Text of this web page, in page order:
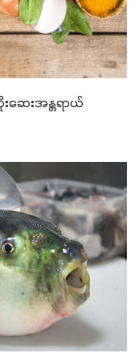
ဆေးအန္တရာယ်